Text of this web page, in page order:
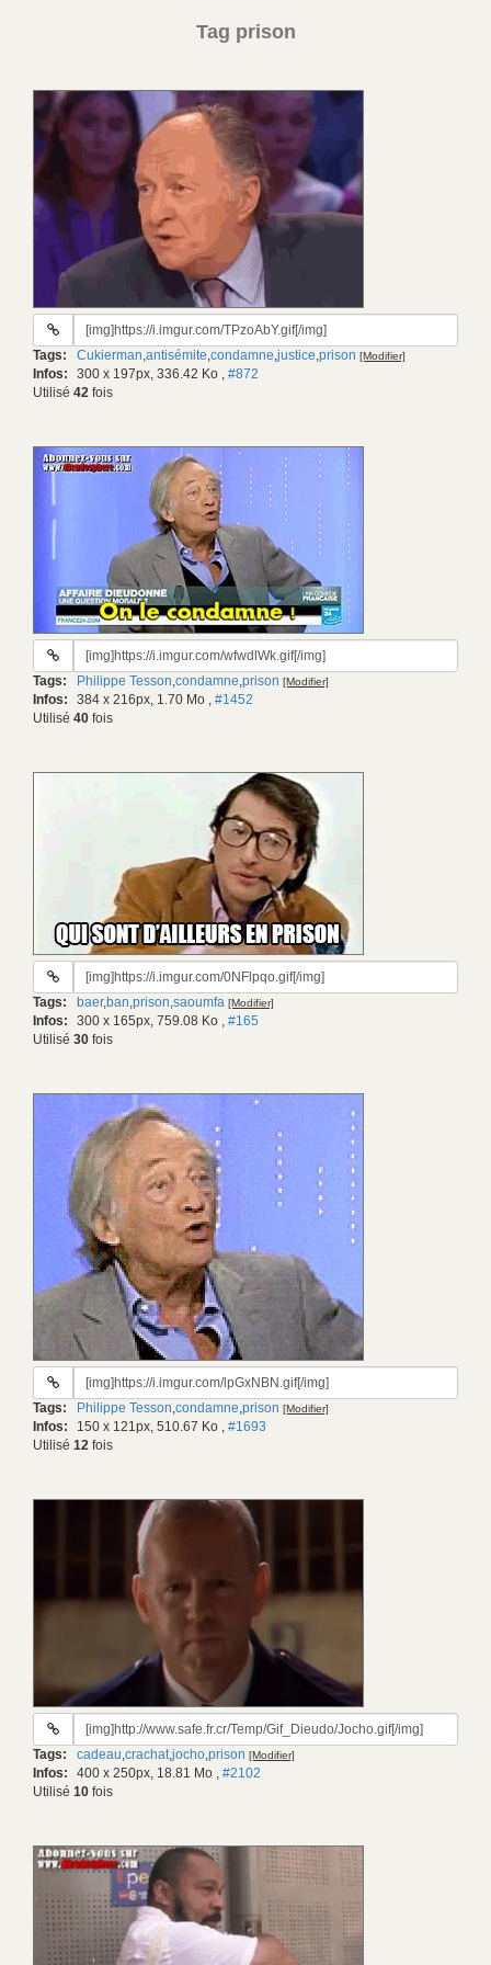
Tag prison
URL
gif:
Tags: Cukierman,antisémite,condamne,justice,prison [Modifier]
Infos: 300 x 197px, 336.42 Ko , #872
Utilisé 42 fois
URL
gif:
Tags: Philippe Tesson,condamne,prison [Modifier]
Infos: 384 x 216px, 1.70 Mo , #1452
Utilisé 40 fois
URL
gif:
Tags: baer,ban,prison,saoumfa [Modifier]
Infos: 300 x 165px, 759.08 Ko , #165
Utilisé 30 fois
URL
gif:
Tags: Philippe Tesson,condamne,prison [Modifier]
Infos: 150 x 121px, 510.67 Ko , #1693
Utilisé 12 fois
URL
gif:
Tags: cadeau,crachat,jocho,prison [Modifier]
Infos: 400 x 250px, 18.81 Mo , #2102
Utilisé 10 fois